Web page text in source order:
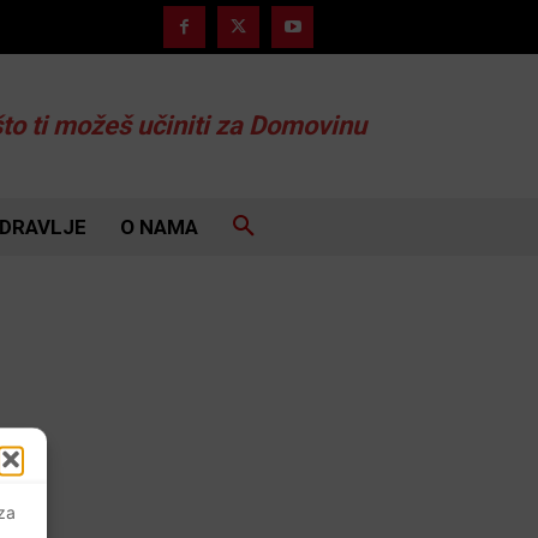
ti možeš učiniti za Domovinu
O NAMA